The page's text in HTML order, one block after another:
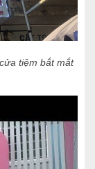
tiệm bắt mắt